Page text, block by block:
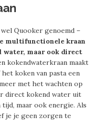
Quooker genoemd –
multifunctionele kraan
water, maar ook direct
kokendwaterkraan maakt
koken van pasta een
met het wachten op
direct kokend water uit
maar ook energie. Als
je je geen zorgen te